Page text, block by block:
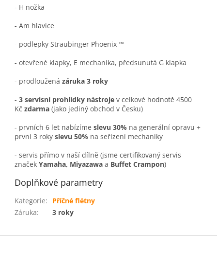
- H nožka
- Am hlavice
- podlepky Straubinger Phoenix ™
- otevřené klapky, E mechanika, předsunutá G klapka
- prodloužená záruka 3 roky
- 3 servisní prohlídky nástroje v celkové hodnotě 4500
Kč zdarma (jako jediný obchod v Česku)
- prvních 6 let nabízíme slevu 30% na generální opravu +
první 3 roky slevu 50% na seřízení mechaniky
- servis přímo v naší dílně (jsme certifikovaný servis
značek Yamaha, Miyazawa a Buffet Crampon)
Doplňkové parametry
Kategorie:
Příčné flétny
Záruka: 3 roky
Z